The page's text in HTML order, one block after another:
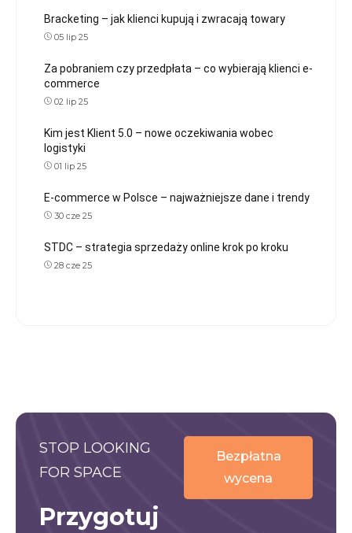
Bracketing – jak klienci kupują i zwracają towary
05 lip 25
Za pobraniem czy przedpłata – co wybierają klienci e-
commerce
02 lip 25
Kim jest Klient 5.0 – nowe oczekiwania wobec
logistyki
01 lip 25
E-commerce w Polsce – najważniejsze dane i trendy
30 cze 25
STDC – strategia sprzedaży online krok po kroku
28 cze 25
STOP LOOKING
FOR SPACE
Przygotuj
Bezpłatna
wycena